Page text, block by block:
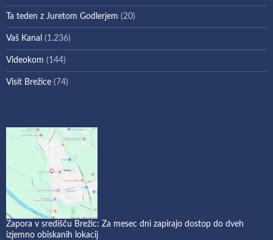
Ta teden z Juretom Godlerjem (20)
Vaš Kanal (1.236)
Videokom (144)
Visit Brežice (74)
Zapora v središču Brežic: Za mesec dni zapirajo dostop do dveh
izjemno obiskanih lokacij